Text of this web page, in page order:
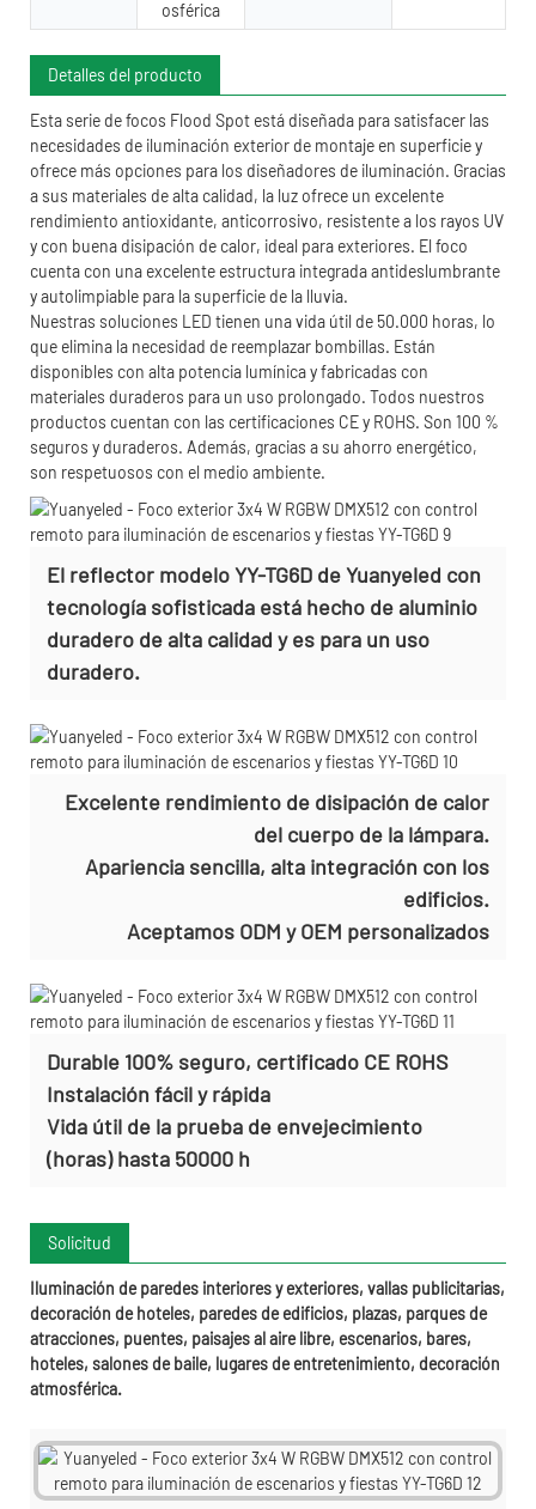
osférica
Detalles del producto
Esta serie de focos Flood Spot está diseñada para satisfacer las
necesidades de iluminación exterior de montaje en superficie y
ofrece más opciones para los diseñadores de iluminación. Gracias
a sus materiales de alta calidad, la luz ofrece un excelente
rendimiento antioxidante, anticorrosivo, resistente a los rayos UV
y con buena disipación de calor, ideal para exteriores. El foco
cuenta con una excelente estructura integrada antideslumbrante
y autolimpiable para la superficie de la lluvia.
Nuestras soluciones LED tienen una vida útil de 50.000 horas, lo
que elimina la necesidad de reemplazar bombillas. Están
disponibles con alta potencia lumínica y fabricadas con
materiales duraderos para un uso prolongado. Todos nuestros
productos cuentan con las certificaciones CE y ROHS. Son 100 %
seguros y duraderos. Además, gracias a su ahorro energético,
son respetuosos con el medio ambiente.
El reflector modelo YY-TG6D de Yuanyeled con
tecnología sofisticada está hecho de aluminio
duradero de alta calidad y es para un uso
duradero.
Excelente rendimiento de disipación de calor
del cuerpo de la lámpara.
Apariencia sencilla, alta integración con los
edificios.
Aceptamos ODM y OEM personalizados
Durable 100% seguro, certificado CE ROHS
Instalación fácil y rápida
Vida útil de la prueba de envejecimiento
(horas) hasta 50000 h
Solicitud
Iluminación de paredes interiores y exteriores, vallas publicitarias,
decoración de hoteles, paredes de edificios, plazas, parques de
atracciones, puentes, paisajes al aire libre, escenarios, bares,
hoteles, salones de baile, lugares de entretenimiento, decoración
atmosférica.